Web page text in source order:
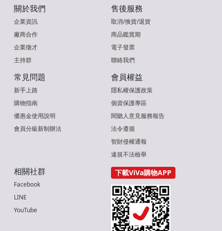
關於我們
企業資訊
廠商合作
企業徵才
主持群
售後服務
取消/換貨/退貨
商品鑑賞期
電子發票
聯絡我們
常見問題
新手上路
購物指南
優惠金使用說明
會員分級新制辦法
會員權益
隱私權保護政策
個資保護專區
閱聽人意見服務報告
法令遵循
智財侵權通報
違規不法檢舉
相關社群
Facebook
LINE
YouTube
下載ViVa購物APP